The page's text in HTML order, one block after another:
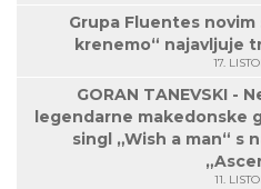
Grupa Fluentes
krenemo“ najavljuje
17.
GORAN TANEVSKI -
legendarne makedonske
singl „Wish a man“ s
11.